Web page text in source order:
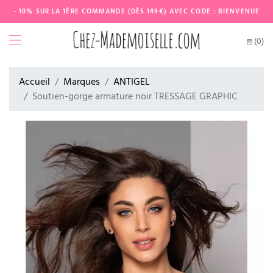
- 10% SUR LA 1ÈRE COMMANDE (DÈS 149€) AVEC CODE : BIENVENUE
(0)
Accueil Marques
ANTIGEL
Soutien-gorge armature noir TRESSAGE GRAPHIC